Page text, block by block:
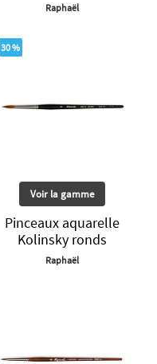
Raphaël
30 %
Voir la gamme
Pinceaux aquarelle
Kolinsky ronds
Raphaël